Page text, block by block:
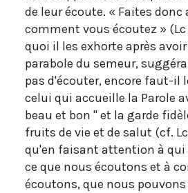
de leur écoute. « Faites
comment vous écoutez » (Lc
quoi il les exhorte après
parabole du semeur,
pas d'écouter, encore faut-il
celui qui accueille la Parole
beau et bon " et la garde
fruits de vie et de salut (cf. Lc
qu'en faisant attention à qui
ce que nous écoutons et à
écoutons, que nous